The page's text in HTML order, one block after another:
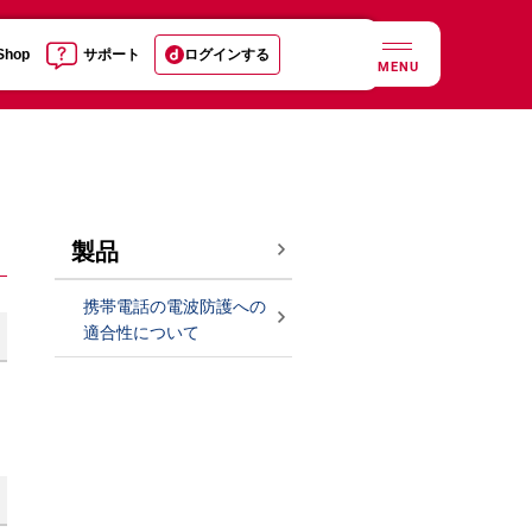
サポート ログインする
MENU
製品
携帯電話の電波防護への
適合性について